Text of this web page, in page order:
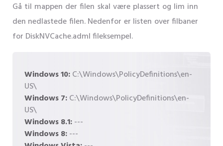
Gå til mappen der filen skal være plassert og lim inn
den nedlastede filen. Nedenfor er listen over filbaner
for DiskNVCache.adml fileksempel.
Windows 10:C:\Windows\PolicyDefinitions\en-
US\
Windows 7:C:\Windows\PolicyDefinitions\en-
US\
Windows 8.1:---
Windows 8:---